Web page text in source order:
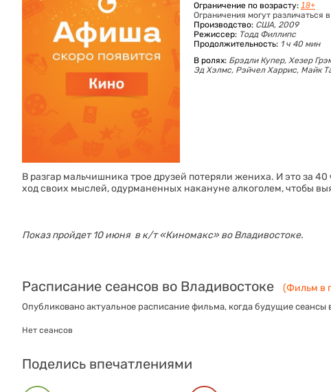
Ограничение по возрасту: 18+
Ограничения могут различаться
Производство: США, 2009
Режиссер: Тодд Филлипс
Продолжительность: 1 ч 40 мин
В ролях: Брэдли Купер, Хезер
Эд Хэлмс, Рэйчел Харрис, Майк
В разгар мальчишника трое друзей потеряли жениха. И это за
ход своих мыслей, одурманенных накануне алкоголем, чтобы
Показ пройдет 10 июня в к/т «‎Киномакс» во Владивостоке.
Расписание сеансов во Владивостоке (Фильм в
Опубликовано актуальное расписание фильма, когда будущие сеансы
Нет сеансов
Поделись впечатлениями